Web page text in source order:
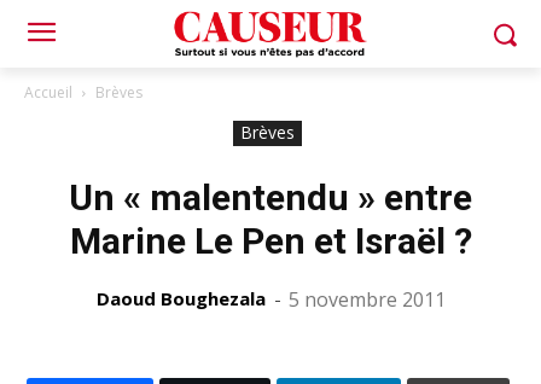
Accueil Brèves
Brèves
Un « malentendu » entre
Marine Le Pen et Israël ?
Daoud Boughezala - 5 novembre 2011